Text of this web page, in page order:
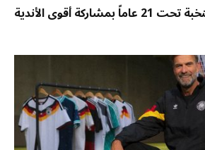
انطلاق دوري جوّي للنخبة تحت 21 عاماً بمشاركة أقوى الأندية